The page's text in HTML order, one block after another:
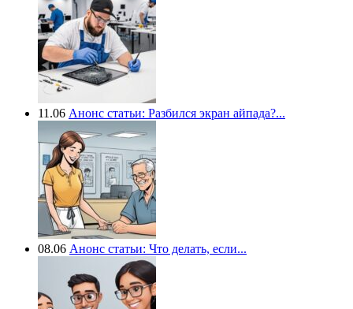
11.06 Анонс статьи: Разбился экран айпада?...
08.06 Анонс статьи: Что делать, если...